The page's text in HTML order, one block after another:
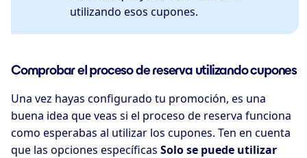
utilizando esos cupones.
Comprobar el proceso de reserva utilizando cupones
Una vez hayas configurado tu promoción, es una
buena idea que veas si el proceso de reserva funciona
como esperabas al utilizar los cupones. Ten en cuenta
que las opciones específicas Solo se puede utilizar